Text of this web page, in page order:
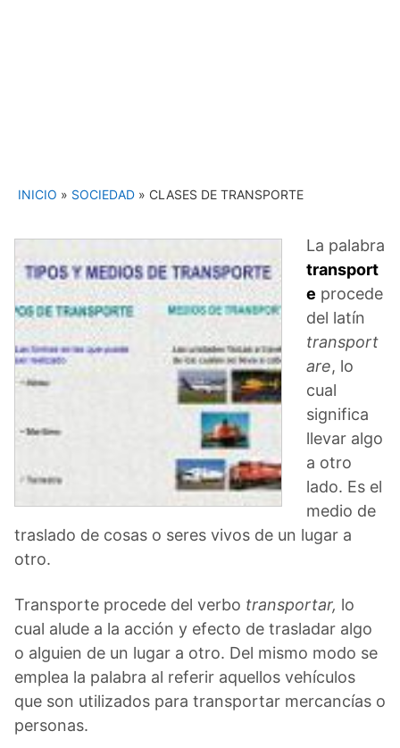
INICIO » SOCIEDAD » CLASES DE TRANSPORTE
La palabra
transport
e procede
del latín
transport
are, lo
cual
significa
llevar algo
a otro
lado. Es el
medio de
traslado de cosas o seres vivos de un lugar a
otro.
Transporte procede del verbo transportar, lo
cual alude a la acción y efecto de trasladar algo
o alguien de un lugar a otro. Del mismo modo se
emplea la palabra al referir aquellos vehículos
que son utilizados para transportar mercancías o
personas.